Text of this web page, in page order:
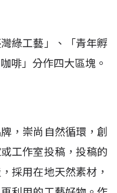
綠工藝」、「青年孵
啡」分作四大區塊。
，崇尚自然循環，創
工作室投稿，投稿的
採用在地天然素材，